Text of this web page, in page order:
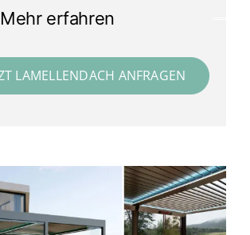
Mehr erfahren
LAMELLENDACH ANFRAGEN